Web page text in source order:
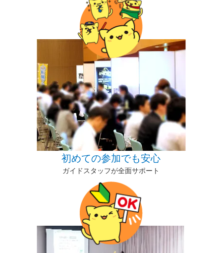
初めての参加でも安心
ガイドスタッフが全面サポート